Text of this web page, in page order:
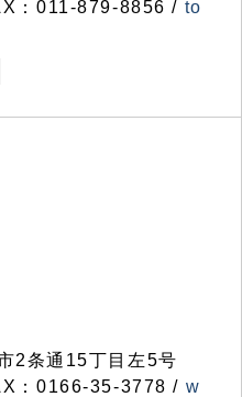
：011-879-8856 / to
2条通15丁目左5号
：0166-35-3778 / w